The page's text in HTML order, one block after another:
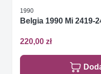
1990
Belgia 1990 Mi 2419-
220,00 zł